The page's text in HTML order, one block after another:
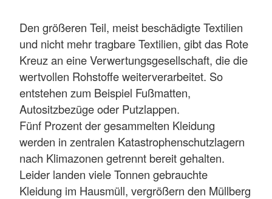
Den größeren Teil, meist beschädigte Textilien
und nicht mehr tragbare Textilien, gibt das Rote
Kreuz an eine Verwertungsgesellschaft, die die
wertvollen Rohstoffe weiterverarbeitet. So
entstehen zum Beispiel Fußmatten,
Autositzbezüge oder Putzlappen.
Fünf Prozent der gesammelten Kleidung
werden in zentralen Katastrophenschutzlagern
nach Klimazonen getrennt bereit gehalten.
Leider landen viele Tonnen gebrauchte
Kleidung im Hausmüll, vergrößern den Müllberg